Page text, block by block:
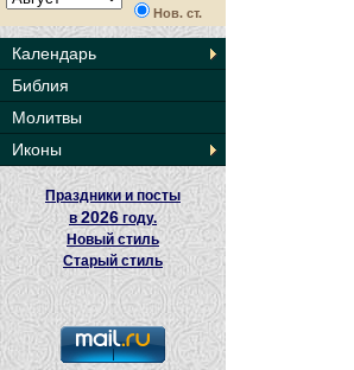
Нов. ст.
Календарь
Библия
Молитвы
Иконы
Праздники и посты
в2026 году.
Новый стиль
Старый стиль